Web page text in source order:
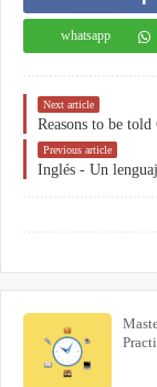
whatsapp
Next article
Reasons to be
Previous article
Inglés - Un